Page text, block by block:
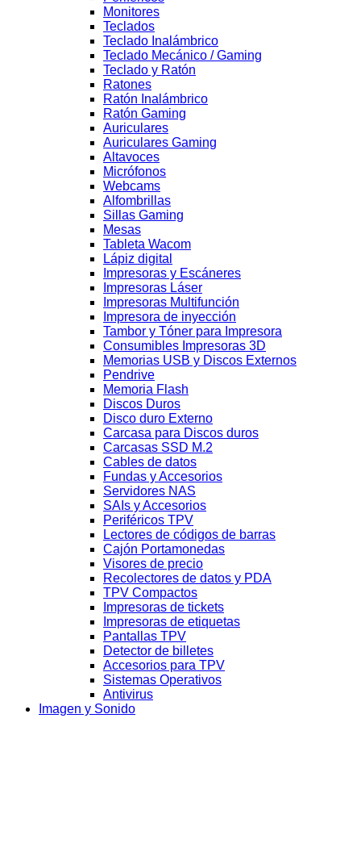
Monitores
Teclados
Teclado Inalámbrico
Teclado Mecánico / Gaming
Teclado y Ratón
Ratones
Ratón Inalámbrico
Ratón Gaming
Auriculares
Auriculares Gaming
Altavoces
Micrófonos
Webcams
Alfombrillas
Sillas Gaming
Mesas
Tableta Wacom
Lápiz digital
Impresoras y Escáneres
Impresoras Láser
Impresoras Multifunción
Impresora de inyección
Tambor y Tóner para Impresora
Consumibles Impresoras 3D
Memorias USB y Discos Externos
Pendrive
Memoria Flash
Discos Duros
Disco duro Externo
Carcasa para Discos duros
Carcasas SSD M.2
Cables de datos
Fundas y Accesorios
Servidores NAS
SAIs y Accesorios
Periféricos TPV
Lectores de códigos de barras
Cajón Portamonedas
Visores de precio
Recolectores de datos y PDA
TPV Compactos
Impresoras de tickets
Impresoras de etiquetas
Pantallas TPV
Detector de billetes
Accesorios para TPV
Sistemas Operativos
Antivirus
Imagen y Sonido